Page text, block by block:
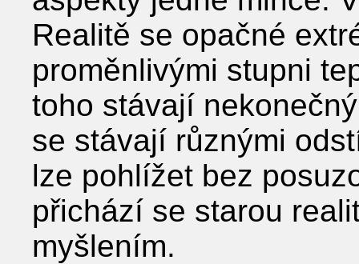
Realitě se opačné
proměnlivými stupni
toho stávají
se stávají různými
lze pohlížet bez
přichází se starou
myšlením.